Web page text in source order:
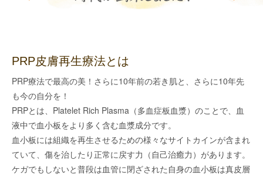
PRP皮膚再生療法とは
PRP療法で最高の美！さらに10年前の若き肌と、さらに10年先
も今の自分を！
PRPとは、Platelet Rich Plasma（多血症板血漿）のことで、血
液中で血小板をより多く含む血漿成分です。
血小板には組織を再生させるための様々なサイトカインが含まれ
ていて、傷を治したり正常に戻す力（自己治癒力）があります。
ケガでもしないと普段は血管に閉ざされた自身の血小板は真皮層